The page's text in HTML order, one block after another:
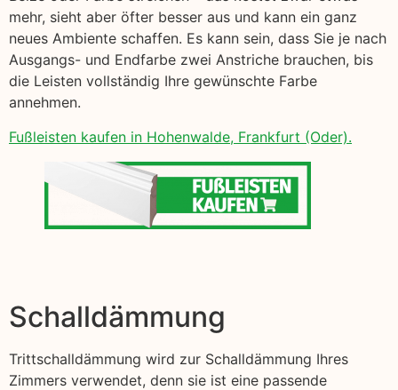
mehr, sieht aber öfter besser aus und kann ein ganz
neues Ambiente schaffen. Es kann sein, dass Sie je nach
Ausgangs- und Endfarbe zwei Anstriche brauchen, bis
die Leisten vollständig Ihre gewünschte Farbe
annehmen.
Fußleisten kaufen in Hohenwalde, Frankfurt (Oder).
Schalldämmung
Trittschalldämmung wird zur Schalldämmung Ihres
Zimmers verwendet, denn sie ist eine passende